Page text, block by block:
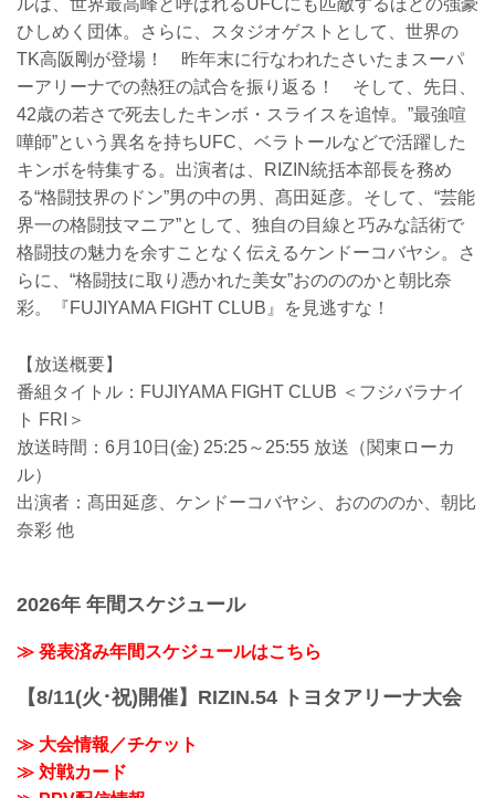
ルは、世界最高峰と呼ばれるUFCにも匹敵するほどの強豪
ひしめく団体。さらに、スタジオゲストとして、世界の
TK高阪剛が登場！ 昨年末に行なわれたさいたまスーパ
ーアリーナでの熱狂の試合を振り返る！ そして、先日、
42歳の若さで死去したキンボ・スライスを追悼。”最強喧
嘩師”という異名を持ちUFC、ベラトールなどで活躍した
キンボを特集する。出演者は、RIZIN統括本部長を務め
る“格闘技界のドン”男の中の男、髙田延彦。そして、“芸能
界一の格闘技マニア”として、独自の目線と巧みな話術で
格闘技の魅力を余すことなく伝えるケンドーコバヤシ。さ
らに、“格闘技に取り憑かれた美女”おのののかと朝比奈
彩。『FUJIYAMA FIGHT CLUB』を見逃すな！
【放送概要】
番組タイトル：FUJIYAMA FIGHT CLUB ＜フジバラナイ
ト FRI＞
放送時間：6月10日(金) 25:25～25:55 放送（関東ローカ
ル）
出演者：髙田延彦、ケンドーコバヤシ、おのののか、朝比
奈彩 他
2026年 年間スケジュール
≫ 発表済み年間スケジュールはこちら
【8/11(火･祝)開催】RIZIN.54 トヨタアリーナ大会
≫ 大会情報／チケット
≫ 対戦カード